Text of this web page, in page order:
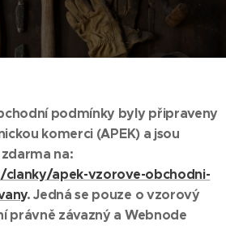
podmínky byly připraveny
komerci (APEK) a jsou
na:
clanky/apek-vzorove-obchodni-
. Jedná se pouze o vzorový
právně závazný a Webnode